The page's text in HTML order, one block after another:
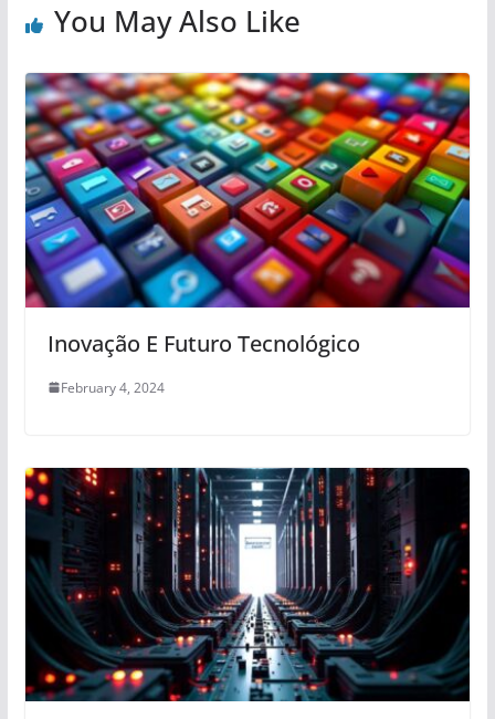
You May Also Like
Inovação E Futuro Tecnológico
February 4, 2024